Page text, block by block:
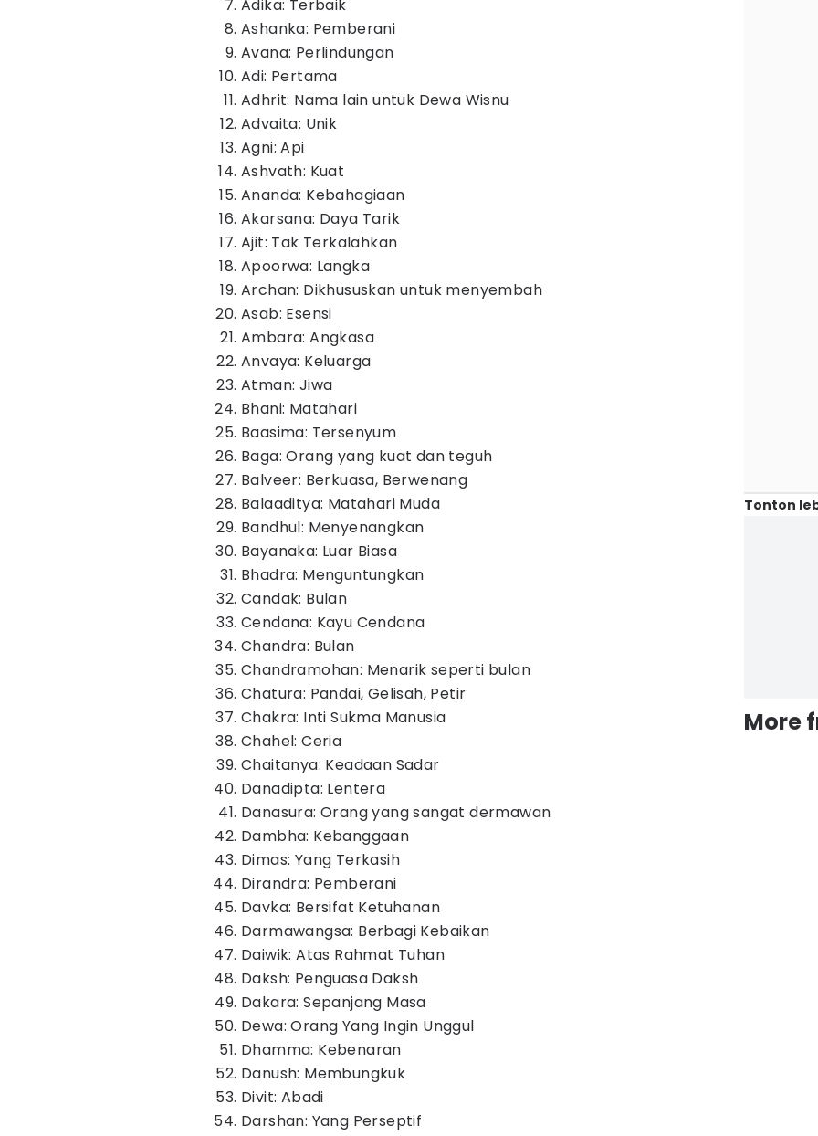
Adika: Terbaik
Ashanka: Pemberani
Avana: Perlindungan
Adi: Pertama
Adhrit: Nama lain untuk Dewa Wisnu
Advaita: Unik
Agni: Api
Ashvath: Kuat
Ananda: Kebahagiaan
Akarsana: Daya Tarik
Ajit: Tak Terkalahkan
Apoorwa: Langka
Archan: Dikhususkan untuk menyembah
Asab: Esensi
Ambara: Angkasa
Anvaya: Keluarga
Atman: Jiwa
Bhani: Matahari
Baasima: Tersenyum
Baga: Orang yang kuat dan teguh
Balveer: Berkuasa, Berwenang
Balaaditya: Matahari Muda
Bandhul: Menyenangkan
Bayanaka: Luar Biasa
Bhadra: Menguntungkan
Candak: Bulan
Cendana: Kayu Cendana
Chandra: Bulan
Chandramohan: Menarik seperti bulan
Chatura: Pandai, Gelisah, Petir
Chakra: Inti Sukma Manusia
Chahel: Ceria
Chaitanya: Keadaan Sadar
Danadipta: Lentera
Danasura: Orang yang sangat dermawan
Dambha: Kebanggaan
Dimas: Yang Terkasih
Dirandra: Pemberani
Davka: Bersifat Ketuhanan
Darmawangsa: Berbagi Kebaikan
Daiwik: Atas Rahmat Tuhan
Daksh: Penguasa Daksh
Dakara: Sepanjang Masa
Dewa: Orang Yang Ingin Unggul
Dhamma: Kebenaran
Danush: Membungkuk
Divit: Abadi
Darshan: Yang Perseptif
Tonton
More